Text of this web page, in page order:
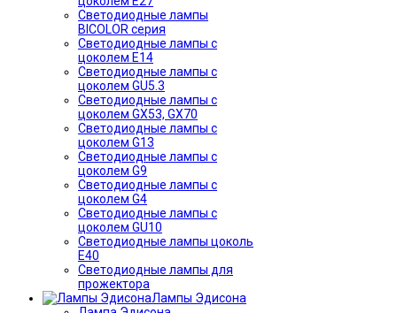
Светодиодные лампы
BICOLOR серия
Светодиодные лампы с
цоколем E14
Светодиодные лампы с
цоколем GU5.3
Светодиодные лампы с
цоколем GX53, GX70
Светодиодные лампы с
цоколем G13
Светодиодные лампы с
цоколем G9
Светодиодные лампы с
цоколем G4
Светодиодные лампы с
цоколем GU10
Светодиодные лампы цоколь
Е40
Светодиодные лампы для
прожектора
Лампы Эдисона